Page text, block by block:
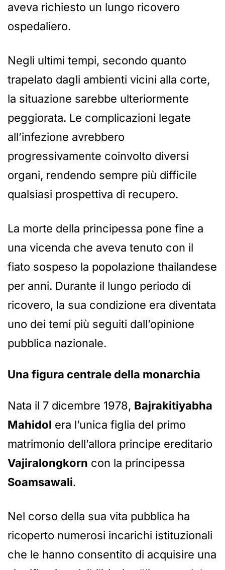
aveva richiesto un lungo ricovero
ospedaliero.
Negli ultimi tempi, secondo quanto
trapelato dagli ambienti vicini alla corte,
la situazione sarebbe ulteriormente
peggiorata. Le complicazioni legate
all’infezione avrebbero
progressivamente coinvolto diversi
organi, rendendo sempre più difficile
qualsiasi prospettiva di recupero.
La morte della principessa pone fine a
una vicenda che aveva tenuto con il
fiato sospeso la popolazione thailandese
per anni. Durante il lungo periodo di
ricovero, la sua condizione era diventata
uno dei temi più seguiti dall’opinione
pubblica nazionale.
Una figura centrale della monarchia
Nata il 7 dicembre 1978, Bajrakitiyabha
Mahidol era l’unica figlia del primo
matrimonio dell’allora principe ereditario
Vajiralongkorn con la principessa
Soamsawali.
Nel corso della sua vita pubblica ha
ricoperto numerosi incarichi istituzionali
che le hanno consentito di acquisire una